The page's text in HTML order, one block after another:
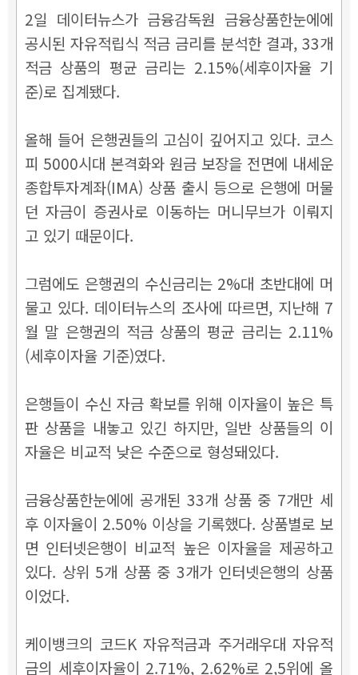
2일 데이터뉴스가 금융감독원 금융상품한눈에에
공시된 자유적립식 적금 금리를 분석한 결과, 33개
적금 상품의 평균 금리는 2.15%(세후이자율 기
준)로 집계됐다.
올해 들어 은행권들의 고심이 깊어지고 있다. 코스
피 5000시대 본격화와 원금 보장을 전면에 내세운
종합투자계좌(IMA) 상품 출시 등으로 은행에 머물
던 자금이 증권사로 이동하는 머니무브가 이뤄지
고 있기 때문이다.
그럼에도 은행권의 수신금리는 2%대 초반대에 머
물고 있다. 데이터뉴스의 조사에 따르면, 지난해 7
월 말 은행권의 적금 상품의 평균 금리는 2.11%
(세후이자율 기준)였다.
은행들이 수신 자금 확보를 위해 이자율이 높은 특
판 상품을 내놓고 있긴 하지만, 일반 상품들의 이
자율은 비교적 낮은 수준으로 형성돼있다.
금융상품한눈에에 공개된 33개 상품 중 7개만 세
후 이자율이 2.50% 이상을 기록했다. 상품별로 보
면 인터넷은행이 비교적 높은 이자율을 제공하고
있다. 상위 5개 상품 중 3개가 인터넷은행의 상품
이었다.
케이뱅크의 코드K 자유적금과 주거래우대 자유적
금의 세후이자율이 2.71%, 2.62%로 2,5위에 올